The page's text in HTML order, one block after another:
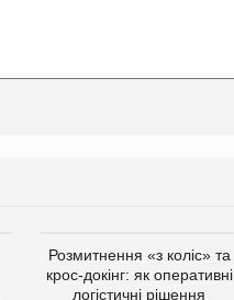
Розмитнення «з коліс» та
крос-докінг: як оперативні
логістичні рішення